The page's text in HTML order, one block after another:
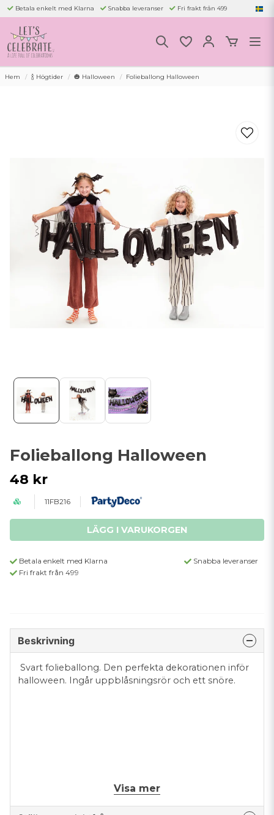
Betala enkelt med Klarna Snabba leveranser Fri frakt från 499
Hem 🍾 Högtider 🎃 Halloween Folieballong Halloween
Folieballong Halloween
48 kr
11FB216
LÄGG I VARUKORGEN
Betala enkelt med Klarna
Snabba leveranser
Fri frakt från 499
Beskrivning
Svart folieballong. Den perfekta dekorationen inför
halloween. Ingår uppblåsningsrör och ett snöre.
Visa mer